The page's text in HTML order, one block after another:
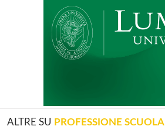
ALTRE SU PROFESSIONE SCUOLA